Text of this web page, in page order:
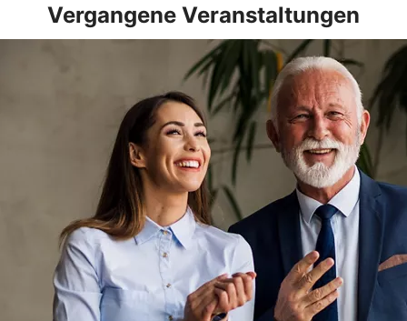
Vergangene Veranstaltungen